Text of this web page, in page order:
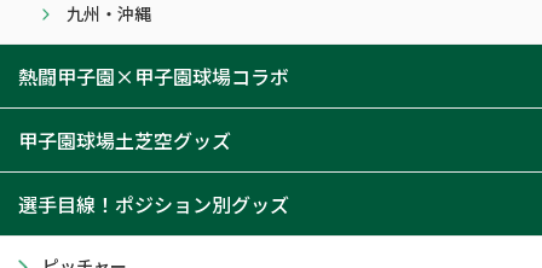
九州・沖縄
熱闘甲子園×甲子園球場コラボ
甲子園球場土芝空グッズ
選手目線！ポジション別グッズ